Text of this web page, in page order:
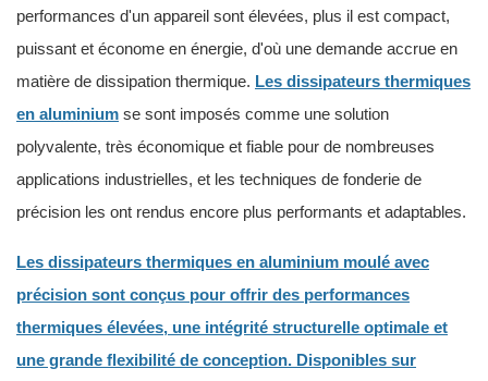
performances d'un appareil sont élevées, plus il est compact,
puissant et économe en énergie, d'où une demande accrue en
matière de dissipation thermique. Les dissipateurs thermiques
en aluminium se sont imposés comme une solution
polyvalente, très économique et fiable pour de nombreuses
applications industrielles, et les techniques de fonderie de
précision les ont rendus encore plus performants et adaptables.
Les dissipateurs thermiques en aluminium moulé avec
précision sont conçus pour offrir des performances
thermiques élevées, une intégrité structurelle optimale et
une grande flexibilité de conception. Disponibles sur